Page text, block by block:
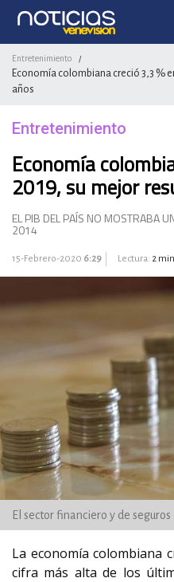
Entretenimiento /
Economía colombiana creció 3,3 %
años
Entretenimiento
Economía
2019, su mejor
EL PIB DEL PAÍS NO MOSTRABA
2014
15-Febrero-2020 6:29 Lectura: 2
El sector financiero y de
La economía colombiana
cifra más alta de los